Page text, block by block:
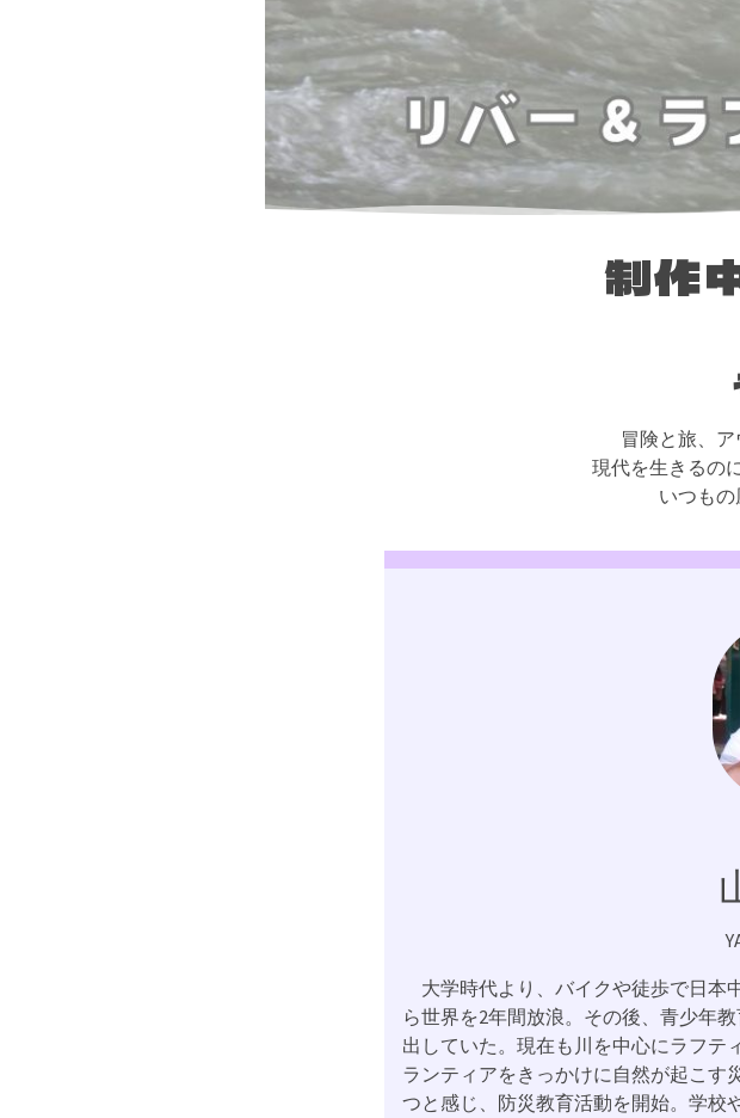
制作
冒険と旅、ア
現代を生きるの
いつもの
大学時代より、バイクや徒歩で日本
ら世界を2年間放浪。その後、青少年
出していた。現在も川を中心にラフテ
ランティアをきっかけに自然が起こす
つと感じ、防災教育活動を開始。学校